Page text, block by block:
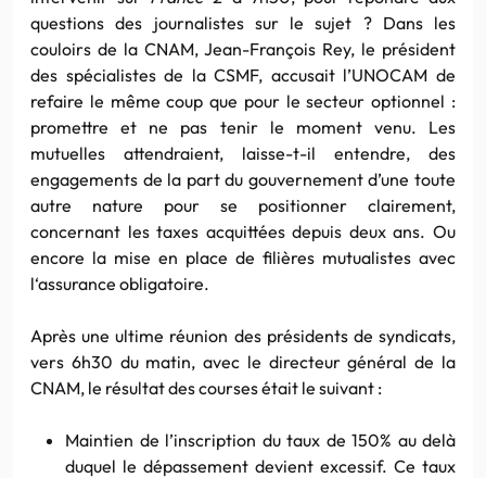
questions des journalistes sur le sujet ? Dans les
couloirs de la CNAM, Jean-François Rey, le président
des spécialistes de la CSMF, accusait l’UNOCAM de
refaire le même coup que pour le secteur optionnel :
promettre et ne pas tenir le moment venu. Les
mutuelles attendraient, laisse-t-il entendre, des
engagements de la part du gouvernement d’une toute
autre nature pour se positionner clairement,
concernant les taxes acquittées depuis deux ans. Ou
encore la mise en place de filières mutualistes avec
l‘assurance obligatoire.
Après une ultime réunion des présidents de syndicats,
vers 6h30 du matin, avec le directeur général de la
CNAM, le résultat des courses était le suivant :
Maintien de l’inscription du taux de 150% au delà
duquel le dépassement devient excessif. Ce taux